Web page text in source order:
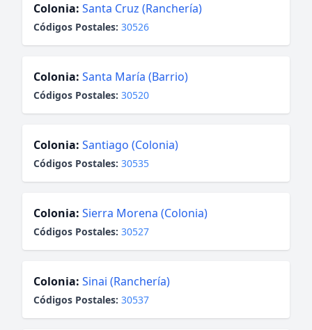
Colonia: Santa Cruz (Ranchería)
Códigos Postales: 30526
Colonia: Santa María (Barrio)
Códigos Postales: 30520
Colonia: Santiago (Colonia)
Códigos Postales: 30535
Colonia: Sierra Morena (Colonia)
Códigos Postales: 30527
Colonia: Sinai (Ranchería)
Códigos Postales: 30537